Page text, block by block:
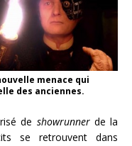
menace qui
des anciennes.
de showrunnerde la
se retrouvent dans